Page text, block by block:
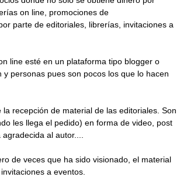
on line, promociones de
parte de editoriales, librerías, invitaciones a
line esté en un plataforma tipo blogger o
personas pues son pocos los que lo hacen
recepción de material de las editoriales. Son
les llega el pedido) en forma de video, post
al autor....
de veces que ha sido visionado, el material
a eventos.